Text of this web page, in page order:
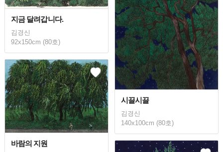
지금 달려갑니다.
김경신
92x150cm (80호)
시끌시끌
김경신
140x100cm (80호)
바람의 지원